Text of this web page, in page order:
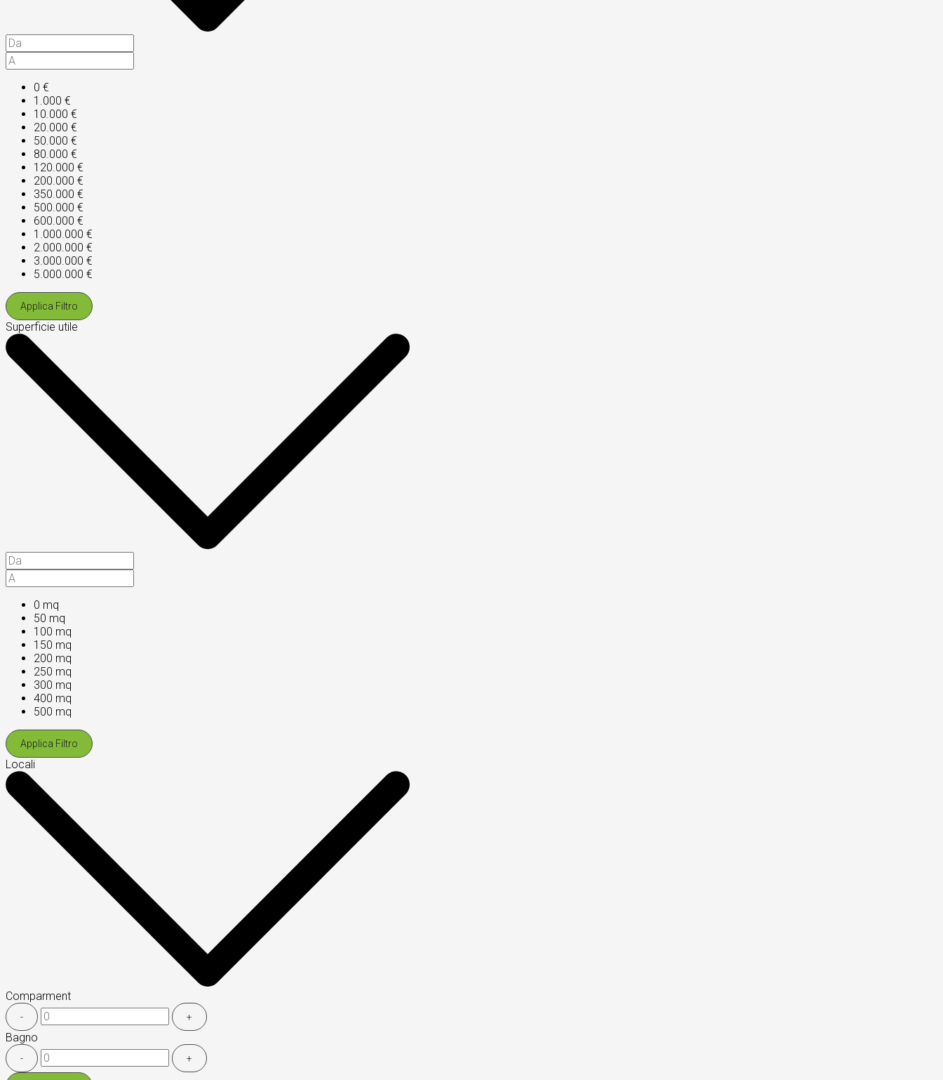
0 €
1.000 €
10.000 €
20.000 €
50.000 €
80.000 €
120.000 €
200.000 €
350.000 €
500.000 €
600.000 €
1.000.000 €
2.000.000 €
3.000.000 €
5.000.000 €
Applica Filtro
Superficie utile
0 mq
50 mq
100 mq
150 mq
200 mq
250 mq
300 mq
400 mq
500 mq
Applica Filtro
Locali
Comparment
- +
Bagno
- +